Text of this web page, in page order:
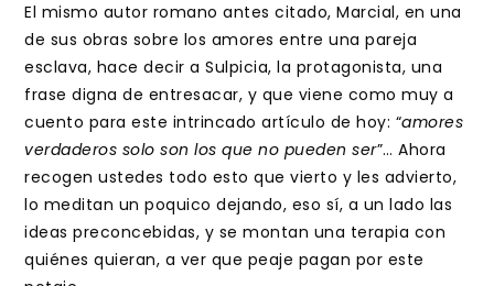
El mismo autor romano antes citado, Marcial, en una
de sus obras sobre los amores entre una pareja
esclava, hace decir a Sulpicia, la protagonista, una
frase digna de entresacar, y que viene como muy a
cuento para este intrincado artículo de hoy: “amores
verdaderos solo son los que no pueden ser”… Ahora
recogen ustedes todo esto que vierto y les advierto,
lo meditan un poquico dejando, eso sí, a un lado las
ideas preconcebidas, y se montan una terapia con
quiénes quieran, a ver que peaje pagan por este